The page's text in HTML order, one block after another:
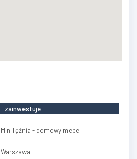
zainwestuje
MiniTężnia - domowy mebel
Warszawa